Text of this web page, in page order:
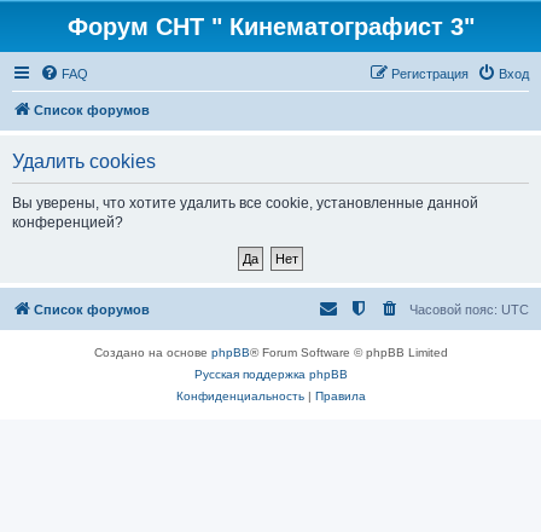
Форум СНТ " Кинематографист 3"
FAQ Вход
Регистрация
Список форумов
Удалить cookies
Вы уверены, что хотите удалить все cookie, установленные данной
конференцией?
Список форумов Часовой пояс: UTC
Создано на основе phpBB® Forum Software © phpBB Limited
Русская поддержка phpBB
Конфиденциальность| Правила